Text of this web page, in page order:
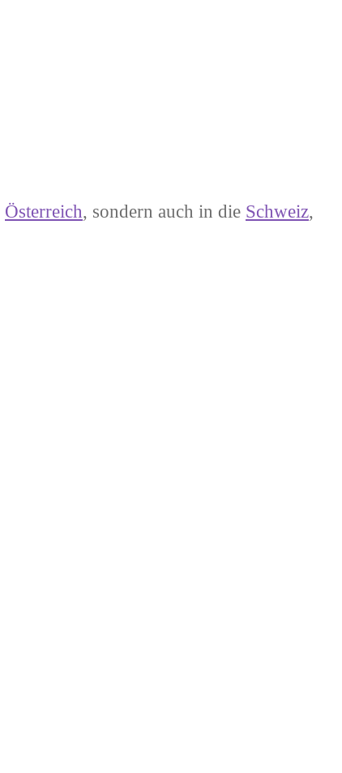
Österreich, sondern auch in die Schweiz,